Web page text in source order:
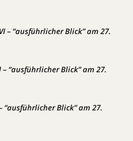
– “ausführlicher Blick” am 27.
“ausführlicher Blick” am 27.
“ausführlicher Blick” am 27.